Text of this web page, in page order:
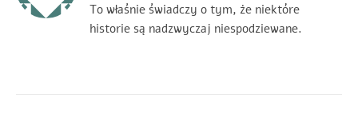
To właśnie świadczy o tym, że niektóre
historie są nadzwyczaj niespodziewane.